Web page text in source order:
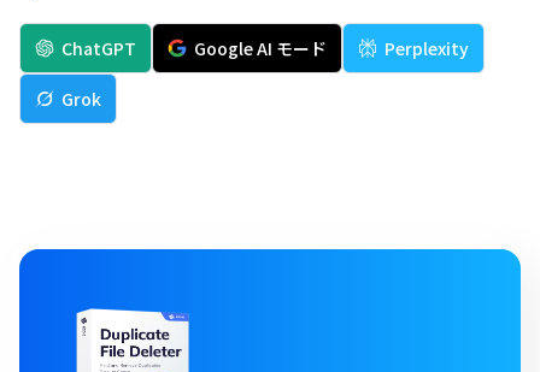
ChatGPT Google AI モード Perplexity
Grok